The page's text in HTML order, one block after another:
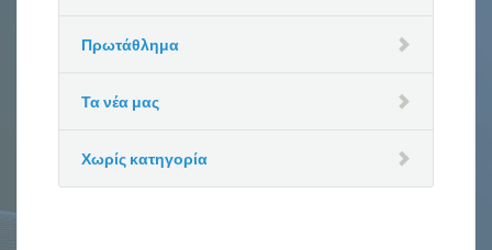
Πρωτάθλημα
Τα νέα μας
Χωρίς κατηγορία